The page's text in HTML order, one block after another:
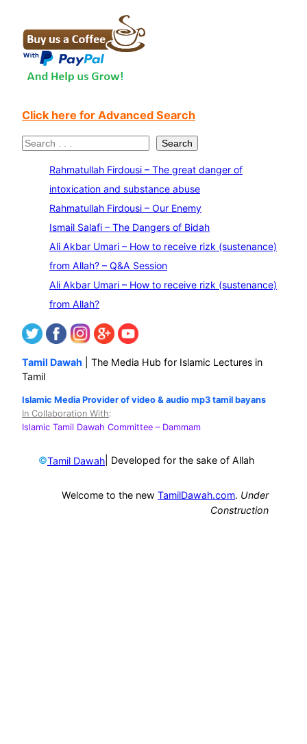
Click here for Advanced Search
S
Search
Rahmatullah Firdousi – The great danger of
intoxication and substance abuse
Rahmatullah Firdousi – Our Enemy
Ismail Salafi – The Dangers of Bidah
Ali Akbar Umari – How to receive rizk (sustenance)
from Allah? – Q&A Session
Ali Akbar Umari – How to receive rizk (sustenance)
from Allah?
Tamil Dawah | The Media Hub for Islamic Lectures in
Tamil
Islamic Media Provider of video & audio mp3 tamil bayans
In Collaboration With:
Islamic Tamil Dawah Committee – Dammam
©Tamil Dawah | Developed for the sake of Allah
Welcome to the new TamilDawah.com. Under
Construction